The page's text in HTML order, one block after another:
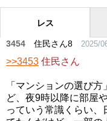
レス
3454 住民さん8 2025/
>>3453 住民さん
「マンションの選び
ど、夜9時以降に部屋
っていう常識くらい、